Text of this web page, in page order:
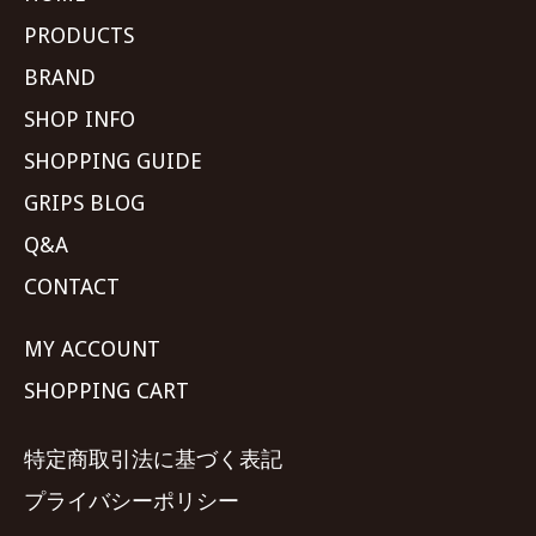
PRODUCTS
BRAND
SHOP INFO
SHOPPING GUIDE
GRIPS BLOG
Q&A
CONTACT
MY ACCOUNT
SHOPPING CART
特定商取引法に基づく表記
プライバシーポリシー